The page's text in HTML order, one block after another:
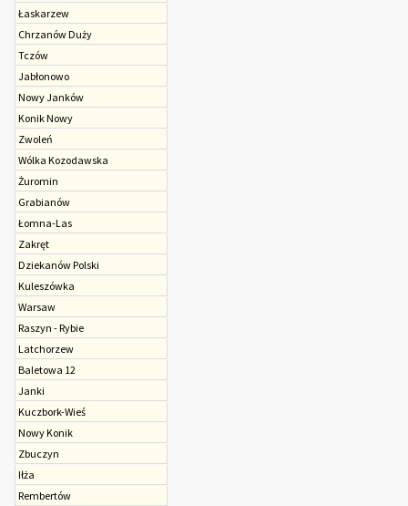
Łaskarzew
Chrzanów Duży
Tczów
Jabłonowo
Nowy Janków
Konik Nowy
Zwoleń
Wólka Kozodawska
Żuromin
Grabianów
Łomna-Las
Zakręt
Dziekanów Polski
Kuleszówka
Warsaw
Raszyn - Rybie
Latchorzew
Baletowa 12
Janki
Kuczbork-Wieś
Nowy Konik
Zbuczyn
Iłża
Rembertów